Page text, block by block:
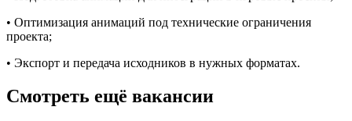
• Оптимизация анимаций под технические ограничения
проекта;
• Экспорт и передача исходников в нужных форматах.
Смотреть ещё вакансии